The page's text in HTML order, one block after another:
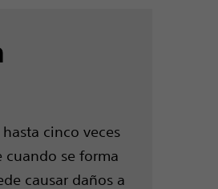
cinco veces
cuando se forma
causar daños a